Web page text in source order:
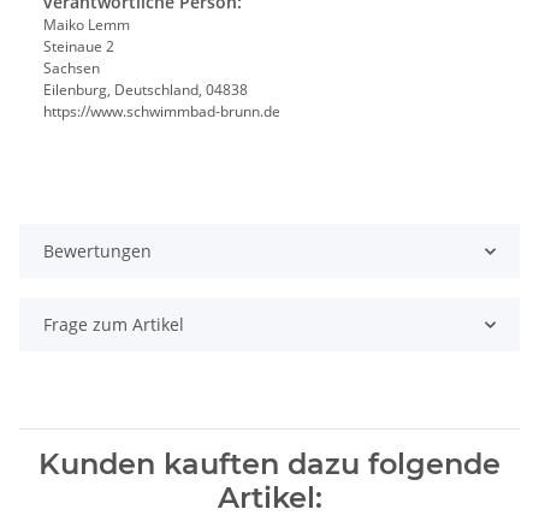
Maiko Lemm
Steinaue 2
Sachsen
Eilenburg, Deutschland, 04838
https://www.schwimmbad-brunn.de
Bewertungen
Frage zum Artikel
Kunden kauften dazu folgende
Artikel: